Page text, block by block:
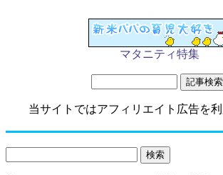
マタニティ特集
当サイトではアフィリエイト広告を